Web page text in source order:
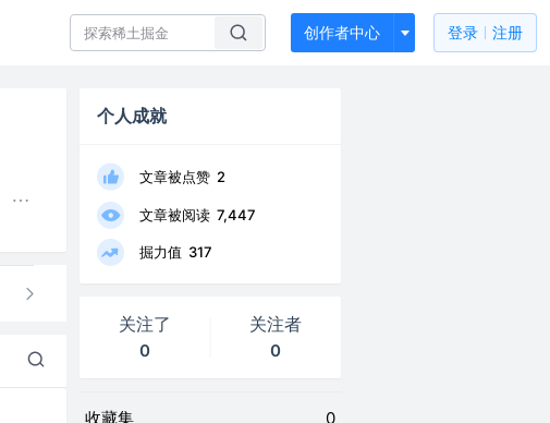
创作者中心 登录 注册
个人成就
文章被点赞 2
文章被阅读 7,447
掘力值 317
关注了
0
关注者
0
收藏集 0